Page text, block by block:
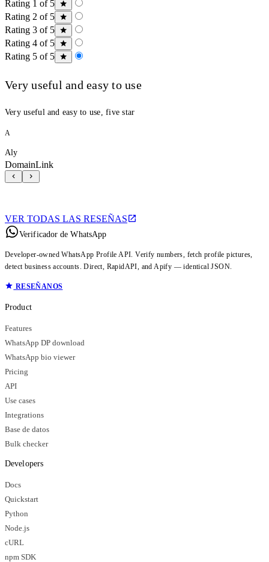
Rating 1 of 5
Rating 2 of 5
Rating 3 of 5
Rating 4 of 5
Rating 5 of 5
Very useful and easy to use
Very useful and easy to use, five star
A
Aly
DomainLink
VER TODAS LAS RESEÑAS
Verificador de WhatsApp
Developer-owned WhatsApp Profile API. Verify numbers, fetch profile pictures,
detect business accounts. Direct, RapidAPI, and Apify — identical JSON.
RESEÑANOS
Product
Features
WhatsApp DP download
WhatsApp bio viewer
Pricing
API
Use cases
Integrations
Base de datos
Bulk checker
Developers
Docs
Quickstart
Python
Node.js
cURL
npm SDK